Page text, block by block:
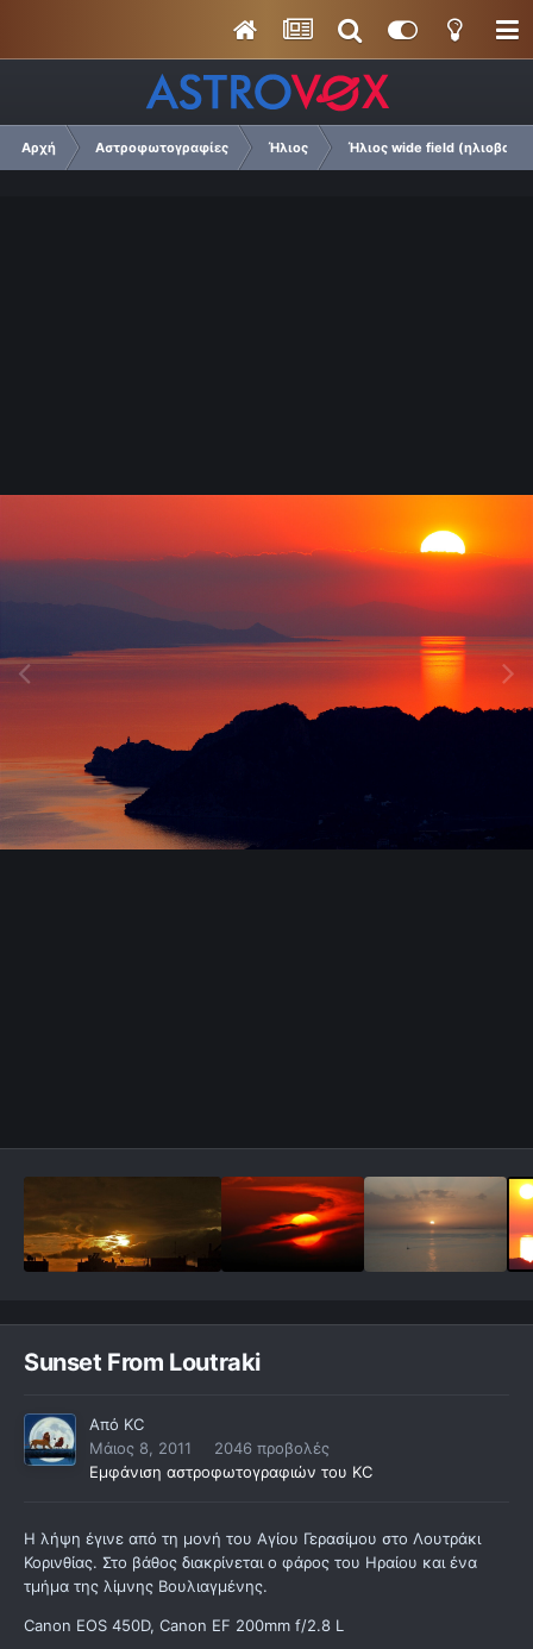
Αρχή Αστροφωτογραφίες Ήλιος Ήλιος wide field
Sunset From Loutraki
Από KC
Μάιος 8, 2011
2046 προβολές
Εμφάνιση αστροφωτογραφιών του KC
Η λήψη έγινε από τη μονή του Αγίου Γερασίμου στο Λουτράκι
Κορινθίας. Στο βάθος διακρίνεται ο φάρος του Ηραίου και ένα
τμήμα της λίμνης Βουλιαγμένης.
Canon EOS 450D, Canon EF 200mm f/2.8 L